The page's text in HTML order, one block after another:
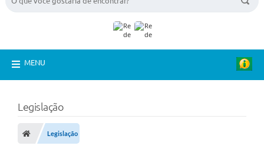
MENU
Legislação
Legislação